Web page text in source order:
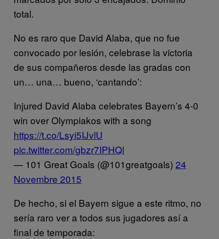
total.
No es raro que David Alaba, que no fue
convocado por lesión, celebrase la victoria
de sus compañeros desde las gradas con
un… una… bueno, ‘cantando’:
Injured David Alaba celebrates Bayern’s 4-0
win over Olympiakos with a song
https://t.co/Lsyi5IJvlU
pic.twitter.com/gbzr7IPHQl
— 101 Great Goals (@101greatgoals) 24
Novembre 2015
De hecho, si el Bayern sigue a este ritmo, no
sería raro ver a todos sus jugadores así a
final de temporada: